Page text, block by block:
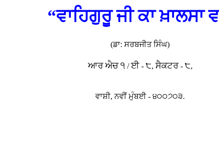
“ਵਾਹਿਗੁਰੂ ਜੀ ਕਾ ਖ਼ਾਲਸਾ
(ਡਾ: ਸਰਬਜੀਤ ਸਿੰਘ)
ਆਰ ਐਚ ੧ /ਈ- ੮, ਸੈਕਟਰ- ੮,
ਵਾਸ਼ੀ, ਨਵੀਂ ਮੁੰਬਈ - ੪੦੦੭੦੩.